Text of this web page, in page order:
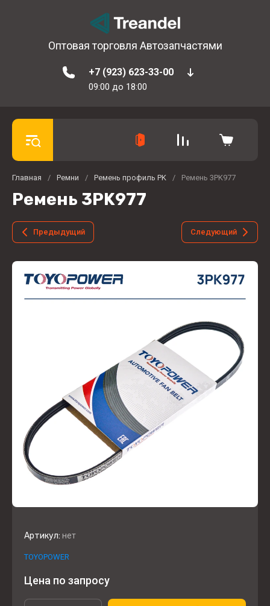
Оптовая торговля Автозапчастями
+7 (923) 623-33-00
09:00 до 18:00
Главная / Ремни / Ремень профиль PK / Ремень 3PK977
Ремень 3PK977
Предыдущий Следующий
Артикул: нет
TOYOPOWER
Цена по запросу